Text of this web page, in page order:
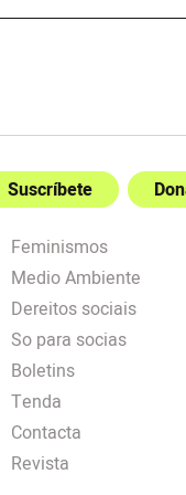
Suscríbete
Feminismos
Medio Ambiente
Dereitos sociais
So para socias
Boletins
Tenda
Contacta
Revista